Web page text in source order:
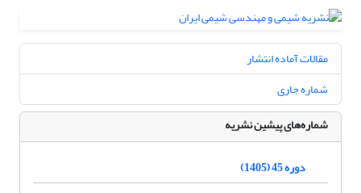
مقالات آماده انتشار
شماره جاری
شماره‌های پیشین نشریه
دوره 45 (1405)